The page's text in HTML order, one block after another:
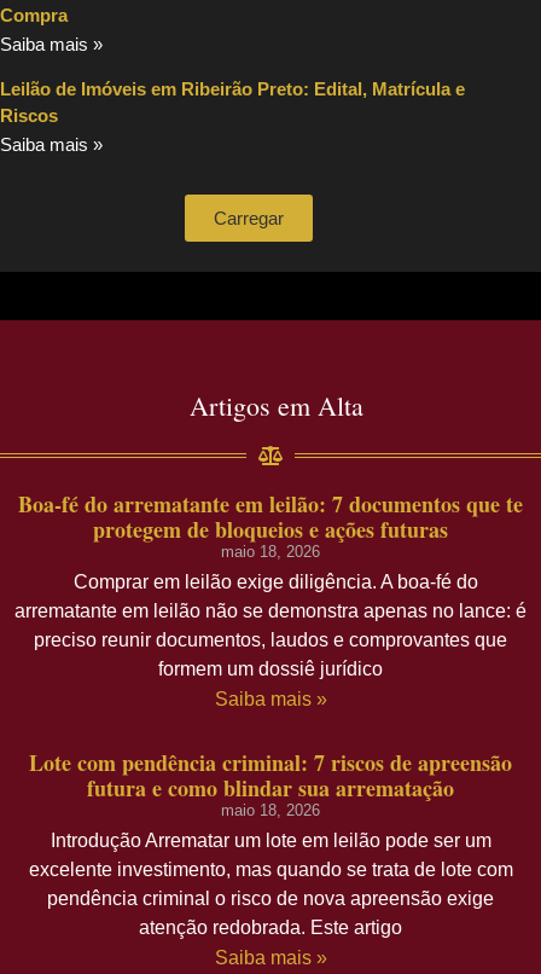
Compra
Saiba mais »
Leilão de Imóveis em Ribeirão Preto: Edital, Matrícula e
Riscos
Saiba mais »
Carregar
Artigos em Alta
Boa-fé do arrematante em leilão: 7 documentos que te
protegem de bloqueios e ações futuras
maio 18, 2026
Comprar em leilão exige diligência. A boa-fé do
arrematante em leilão não se demonstra apenas no lance: é
preciso reunir documentos, laudos e comprovantes que
formem um dossiê jurídico
Saiba mais »
Lote com pendência criminal: 7 riscos de apreensão
futura e como blindar sua arrematação
maio 18, 2026
Introdução Arrematar um lote em leilão pode ser um
excelente investimento, mas quando se trata de lote com
pendência criminal o risco de nova apreensão exige
atenção redobrada. Este artigo
Saiba mais »